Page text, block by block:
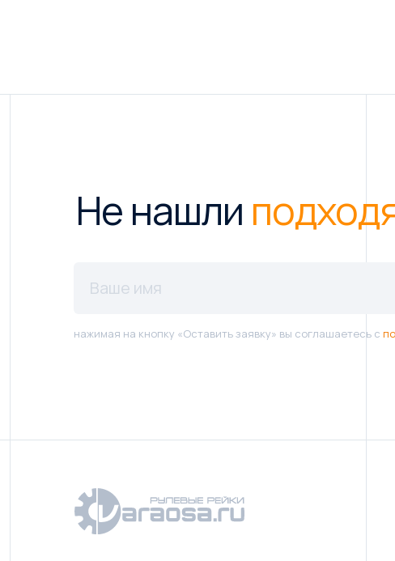
Не нашли
нажимая на кнопку «Оставить заявку» вы соглашаетесь с